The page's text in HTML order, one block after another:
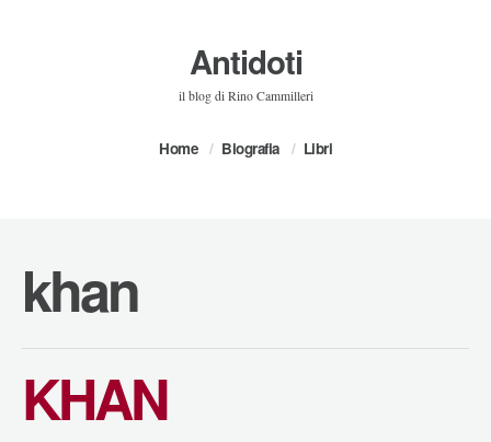
Antidoti
il blog di Rino Cammilleri
Home Biografia Libri
khan
KHAN